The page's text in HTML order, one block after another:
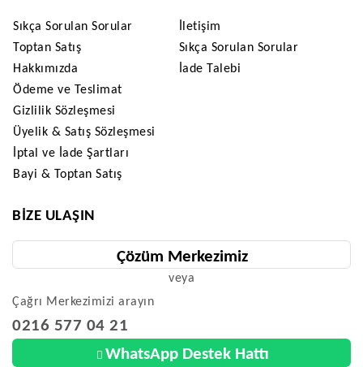
Sıkça Sorulan Sorular
Toptan Satış
Hakkımızda
Ödeme ve Teslimat
Gizlilik Sözleşmesi
Üyelik & Satış Sözleşmesi
İptal ve İade Şartları
Bayi & Toptan Satış
İletişim
Sıkça Sorulan Sorular
İade Talebi
BIZE ULAŞIN
Çözüm Merkezimiz
veya
Çağrı Merkezimizi arayın
0216 577 04 21
WhatsApp Destek Hattı